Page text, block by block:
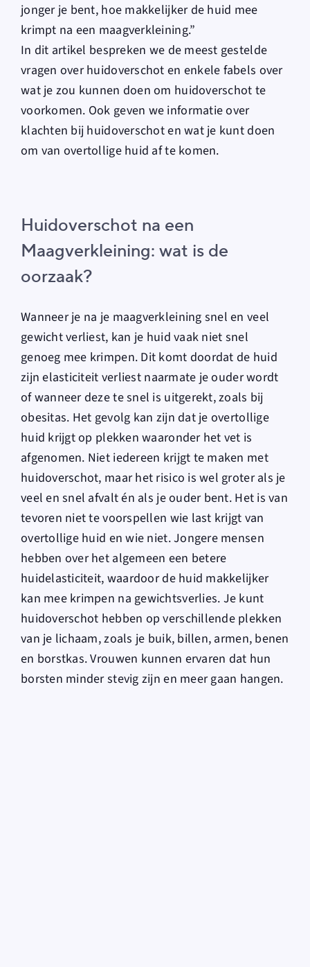
jonger je bent, hoe makkelijker de huid mee
krimpt na een maagverkleining.”
In dit artikel bespreken we de meest gestelde
vragen over huidoverschot en enkele fabels over
wat je zou kunnen doen om huidoverschot te
voorkomen. Ook geven we informatie over
klachten bij huidoverschot en wat je kunt doen
om van overtollige huid af te komen.
Huidoverschot na een
Maagverkleining: wat is de
oorzaak?
Wanneer je na je maagverkleining snel en veel
gewicht verliest, kan je huid vaak niet snel
genoeg mee krimpen. Dit komt doordat de huid
zijn elasticiteit verliest naarmate je ouder wordt
of wanneer deze te snel is uitgerekt, zoals bij
obesitas. Het gevolg kan zijn dat je overtollige
huid krijgt op plekken waaronder het vet is
afgenomen. Niet iedereen krijgt te maken met
huidoverschot, maar het risico is wel groter als je
veel en snel afvalt én als je ouder bent. Het is van
tevoren niet te voorspellen wie last krijgt van
overtollige huid en wie niet. Jongere mensen
hebben over het algemeen een betere
huidelasticiteit, waardoor de huid makkelijker
kan mee krimpen na gewichtsverlies. Je kunt
huidoverschot hebben op verschillende plekken
van je lichaam, zoals je buik, billen, armen, benen
en borstkas. Vrouwen kunnen ervaren dat hun
borsten minder stevig zijn en meer gaan hangen.